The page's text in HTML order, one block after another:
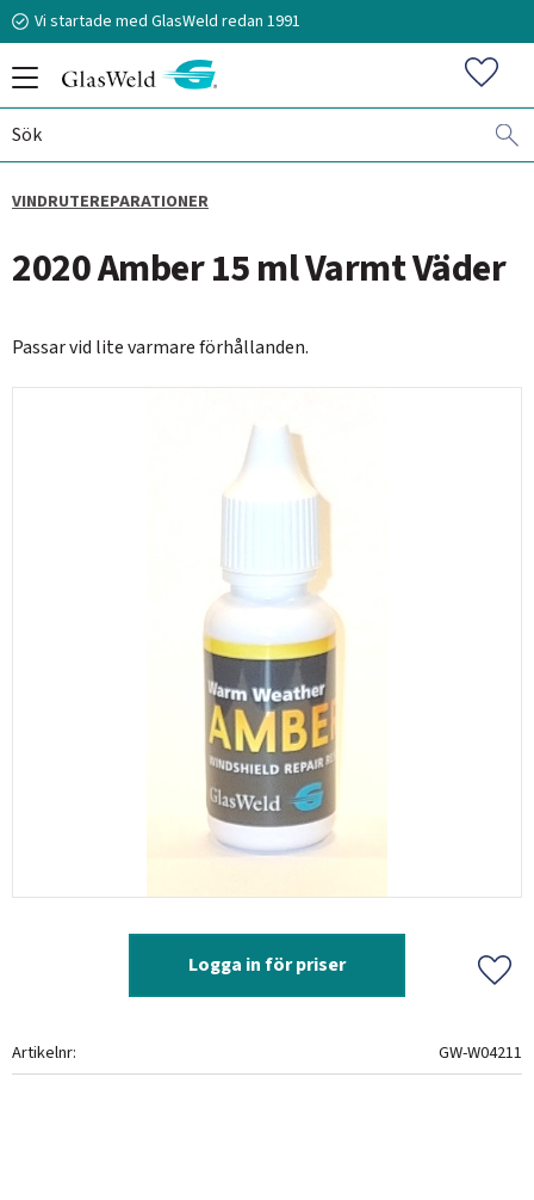
Vi startade med GlasWeld redan 1991
VINDRUTEREPARATIONER
2020 Amber 15 ml Varmt Väder
Passar vid lite varmare förhållanden.
Logga in för priser
Artikelnr GW-W04211
070-394 51 12